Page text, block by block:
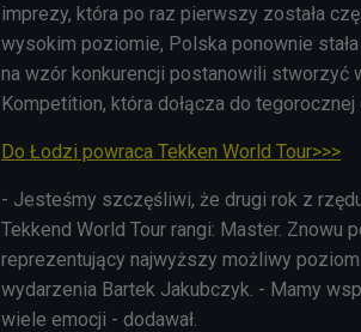
imprezy, która po raz pierwszy została
wysokim poziomie, Polska ponownie
na wzór konkurencji postanowili stworzyć
Kompetition, która dołącza do tegorocznej
Do Łodzi powraca Tekken World Tour>>>
- Jesteśmy szczęśliwi, że drugi rok z
Tekkend World Tour rangi: Master. Znowu
reprezentujący najwyższy możliwy
wydarzenia Bartek Jakubczyk. - Mamy
wiele emocji - dodawał.